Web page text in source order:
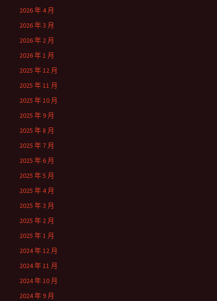
2026 年 4 月
2026 年 3 月
2026 年 2 月
2026 年 1 月
2025 年 12 月
2025 年 11 月
2025 年 10 月
2025 年 9 月
2025 年 8 月
2025 年 7 月
2025 年 6 月
2025 年 5 月
2025 年 4 月
2025 年 3 月
2025 年 2 月
2025 年 1 月
2024 年 12 月
2024 年 11 月
2024 年 10 月
2024 年 9 月